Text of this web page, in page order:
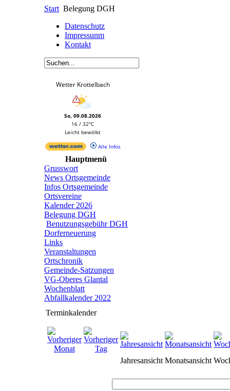
Start Belegung DGH
Datenschutz
Impressunm
Kontakt
Wetter Krottelbach
So, 09.08.2026
16 / 32°C
Leicht bewölkt
Alle Infos
Hauptmenü
Grusswort
News Ortsgemeinde
Infos Ortsgemeinde
Ortsvereine
Kalender 2026
Belegung DGH
Benutzungsgebühr DGH
Dorferneuerung
Links
Veranstaltungen
Ortschronik
Gemeinde-Satzungen
VG-Oberes Glantal
Wochenblatt
Abfallkalender 2022
Terminkalender
Jahresansicht Monatsansicht